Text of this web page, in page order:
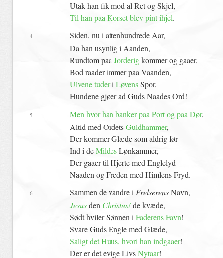
Utak han fik mod al Ret og Skjel,
Til han paa Korset blev pint ihjel.
4
Siden, nu i attenhundrede Aar,
Da han usynlig i Aanden,
Rundtom paaJorderigkommer og gaaer,
Bod raader immer paa Vaanden,
Ulvene tuderiLøvensSpor,
Hundene gjøer ad Guds Naades Ord!
5 Men hvor han banker paa Port og paa Dør,
Altid med OrdetsGuldhammer,
Der kommer Glæde som aldrig før
Ind i deMildesLønkammer,
Der gaaer til Hjerte med Englelyd
Naaden og Freden med Himlens Fryd.
6 Sammen de vandre i FrelserensNavn,
Jesusden Christus!de kvæde,
Sødt hviler Sønnen i Faderens Favn!
Svare Guds Engle med Glæde,
Saligt det Huus, hvori han indgaaer!
Der er det evige LivsNytaar!